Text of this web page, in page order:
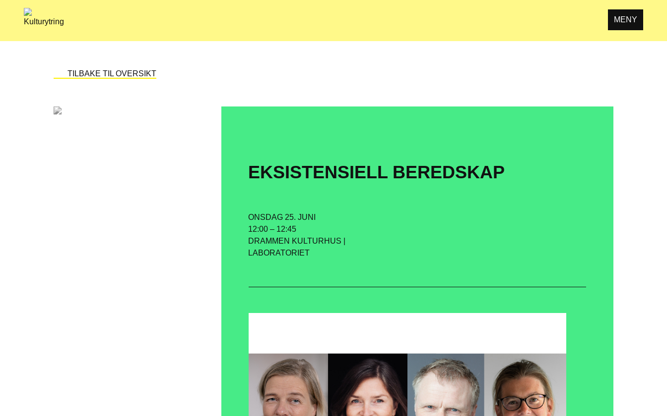
MENY
TILBAKE TIL OVERSIKT
EKSISTENSIELL BEREDSKAP
ONSDAG 25. JUNI
12:00 – 12:45
DRAMMEN KULTURHUS |
LABORATORIET